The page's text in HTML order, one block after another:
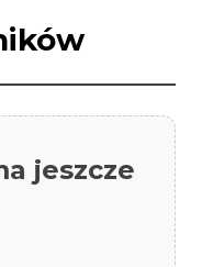
jeszcze